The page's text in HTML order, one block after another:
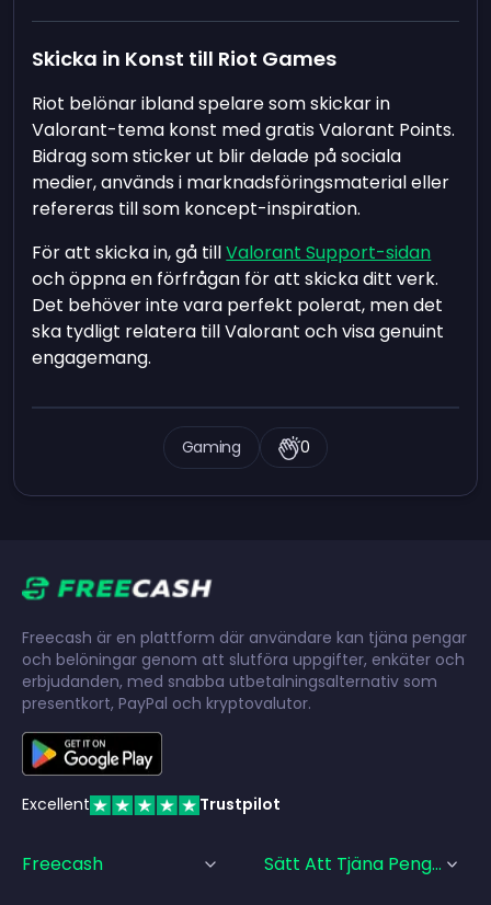
Skicka in Konst till Riot Games
Riot belönar ibland spelare som skickar in
Valorant-tema konst med gratis Valorant Points.
Bidrag som sticker ut blir delade på sociala
medier, används i marknadsföringsmaterial eller
refereras till som koncept-inspiration.
För att skicka in, gå tillValorant Support-sidan
och öppna en förfrågan för att skicka ditt verk.
Det behöver inte vara perfekt polerat, men det
ska tydligt relatera till Valorant och visa genuint
engagemang.
Gaming 0
Freecash är en plattform där användare kan tjäna pengar
och belöningar genom att slutföra uppgifter, enkäter och
erbjudanden, med snabba utbetalningsalternativ som
presentkort, PayPal och kryptovalutor.
Excellent Trustpilot
Freecash Sätt Att Tjäna Pengar